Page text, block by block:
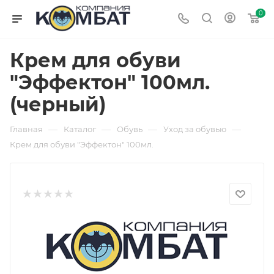
0
Крем для обуви
"Эффектон" 100мл.
(черный)
Главная — Каталог — Обувь — Уход за обувью —
Крем для обуви "Эффектон" 100мл.